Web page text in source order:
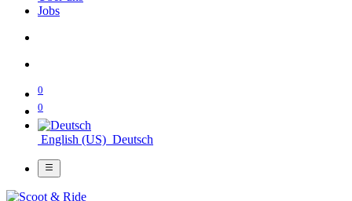
Jobs
0
0
English (US) Deutsch